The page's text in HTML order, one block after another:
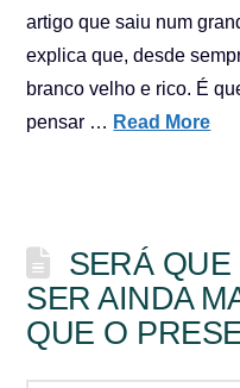
artigo que saiu num
explica que, desde
branco velho e rico. É
pensar … Read More
SERÁ
SER AINDA
QUE O